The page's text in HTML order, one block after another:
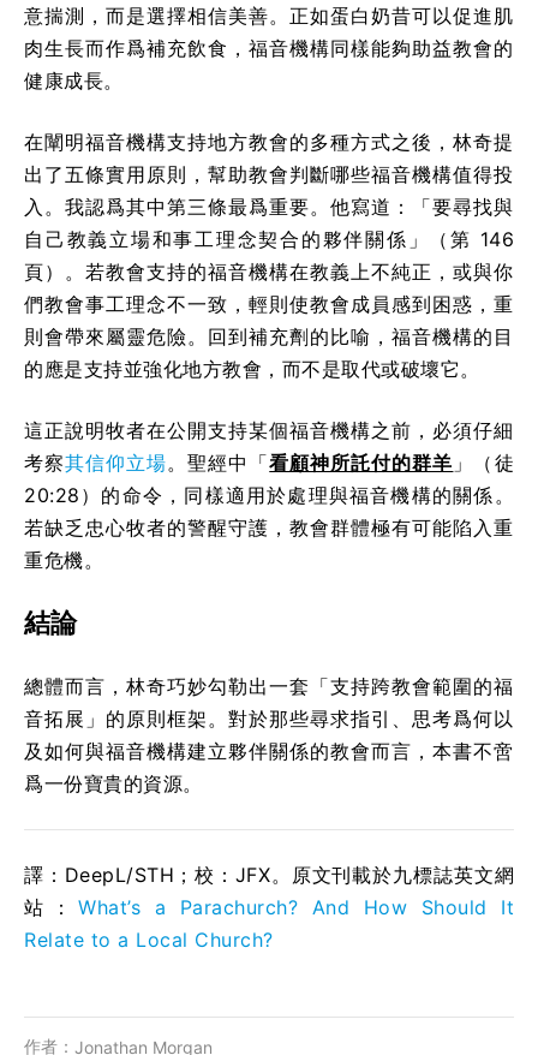
意揣測，而是選擇相信美善。正如蛋白奶昔可以促進肌
肉生長而作爲補充飲食，福音機構同樣能夠助益教會的
健康成長。
在闡明福音機構支持地方教會的多種方式之後，林奇提
出了五條實用原則，幫助教會判斷哪些福音機構值得投
入。我認爲其中第三條最爲重要。他寫道：「要尋找與
自己教義立場和事工理念契合的夥伴關係」（第 146
頁）。若教會支持的福音機構在教義上不純正，或與你
們教會事工理念不一致，輕則使教會成員感到困惑，重
則會帶來屬靈危險。回到補充劑的比喻，福音機構的目
的應是支持並強化地方教會，而不是取代或破壞它。
這正說明牧者在公開支持某個福音機構之前，必須仔細
考察其信仰立場。聖經中「看顧神所託付的群羊 」（徒
20:28）的命令，同樣適用於處理與福音機構的關係。
若缺乏忠心牧者的警醒守護，教會群體極有可能陷入重
重危機。
結論
總體而言，林奇巧妙勾勒出一套「支持跨教會範圍的福
音拓展」的原則框架。對於那些尋求指引、思考爲何以
及如何與福音機構建立夥伴關係的教會而言，本書不啻
爲一份寶貴的資源。
譯：DeepL/STH；校： JFX。原文刊載於九標誌英文網
站： What’s a Parachurch? And How Should It
Relate to a Local Church?
作者： Jonathan Morgan